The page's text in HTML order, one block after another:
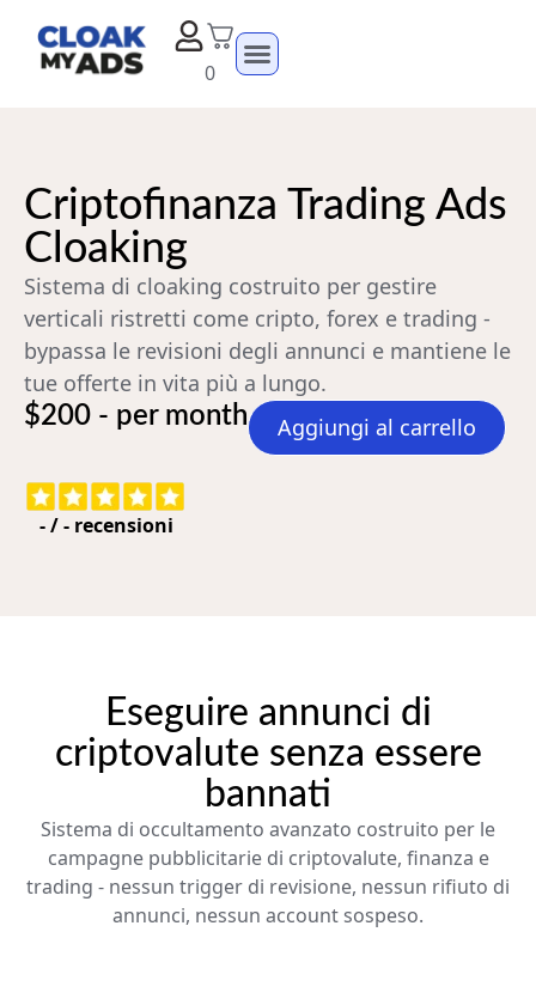
0
Criptofinanza Trading Ads
Cloaking
Sistema di cloaking costruito per gestire
verticali ristretti come cripto, forex e trading -
bypassa le revisioni degli annunci e mantiene le
tue offerte in vita più a lungo.
$200 - per month
Aggiungi al carrello
-/-recensioni
Eseguire annunci di
criptovalute senza essere
bannati
Sistema di occultamento avanzato costruito per le
campagne pubblicitarie di criptovalute, finanza e
trading - nessun trigger di revisione, nessun rifiuto di
annunci, nessun account sospeso.